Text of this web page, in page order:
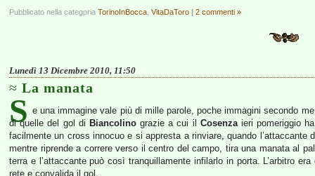
Pubblicato nella categoria TorinoInBocca VitaDaToro | 2 commenti »
Lunedì 13 Dicembre 2010, 11:50
La manata
S e una immagine vale più di mille parole, poche immagini secondo
di quelle del gol di Biancolinograzie a cui il Cosenzaieri pomeriggio
facilmente un cross innocuo e si appresta a rinviare, quando l’attaccante
mentre riprende a correre verso il centro del campo, tira una manata al
terra e l’attaccante può così tranquillamente infilarlo in porta. L’arbitro
rete e convalida il gol.